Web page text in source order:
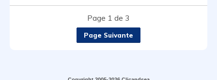
Page 1 de 3
Page Suivante